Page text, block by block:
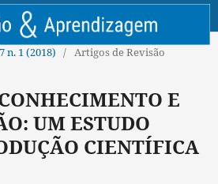
n. 1 (2018) / Artigos de Revisão
E
UM ESTUDO
CIENTÍFICA